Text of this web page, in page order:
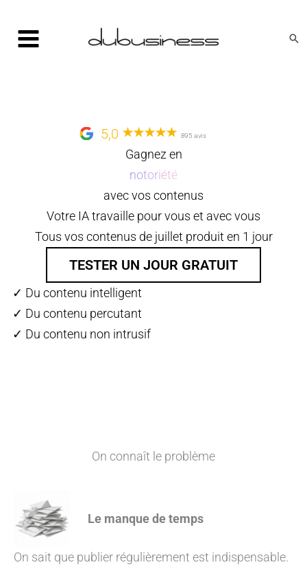
contenu
5,0 895 avis
Gagnez en
notoriété
avec vos contenus
Votre IA travaille pour vous et avec vous
Tous vos contenus de juillet produit en 1 jour
TESTER UN JOUR GRATUIT
✓ Du contenu intelligent
✓ Du contenu percutant
✓ Du contenu non intrusif
On connaît le problème
Le manque de temps
On sait que publier régulièrement est indispensable.